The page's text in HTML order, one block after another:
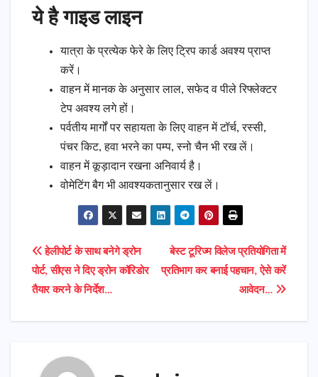
ये है गाइड लाइन
यात्रा के प्रत्येक फेरे के लिए ट्रिप कार्ड अवश्य प्राप्त
करें।
वाहन में मानक के अनुसार लाल, सफेद व पीले रिफ्लेक्टर
टेप अवश्य लगे हों।
पर्वतीय मार्गों पर सहायता के लिए वाहन में टॉर्च, रस्सी,
पंचर किट, हवा भरने का पम्प, स्नो चैन भी रख लें।
वाहन में कूड़ादान रखना अनिवार्य है।
वोमेटिंग बैग भी आवश्यकतानुसार रख लें।
Post
navigation
बेस्ट टूरिज्म विलेज प्रतियोगिता में
प्रतिभाग कर बनाई पहचान, ऐसे करें
आवेदन…
हेलीपोर्ट के साथ बनेगे ड्रोन
पोर्ट, सीएस ने दिए ड्रोन कॉरिडोर
तैयार करने के निर्देश…